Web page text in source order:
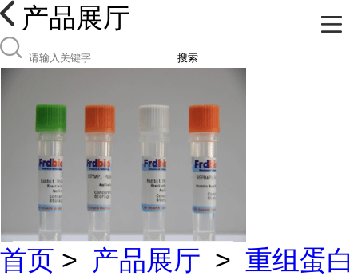
产品展厅
搜索
首页 > 产品展厅 > 重组蛋白